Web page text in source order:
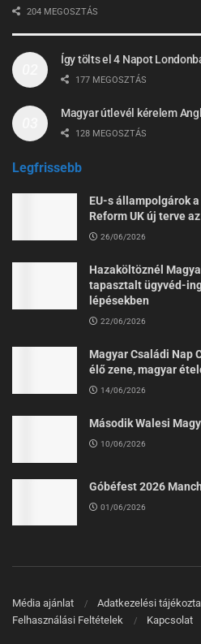
204 MEGOSZTÁS
Így tölts el 4 Napot
177 MEGOSZTÁS
Magyar útlevél kérelem
128 MEGOSZTÁS
Legfrissebb
EU-s állampolgárok
Reform UK új terve
26/06/2026
Hazaköltöznél
tapasztalt ügyvéd-
lépésekben
22/06/2026
Magyar Családi Nap
élő zene, magyar
14/06/2026
Második Walesi
10/06/2026
Góbéfest 2026
01/06/2026
Média ajánlat
Adatkezelési
Felhasználási Feltételek
Kapcsolat